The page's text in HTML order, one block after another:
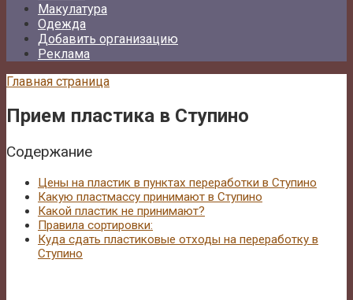
Макулатура
Одежда
Добавить организацию
Реклама
Главная страница
Прием пластика в Ступино
Содержание
Цены на пластик в пунктах переработки в Ступино
Какую пластмассу принимают в Ступино
Какой пластик не принимают?
Правила сортировки:
Куда сдать пластиковые отходы на переработку в
Ступино